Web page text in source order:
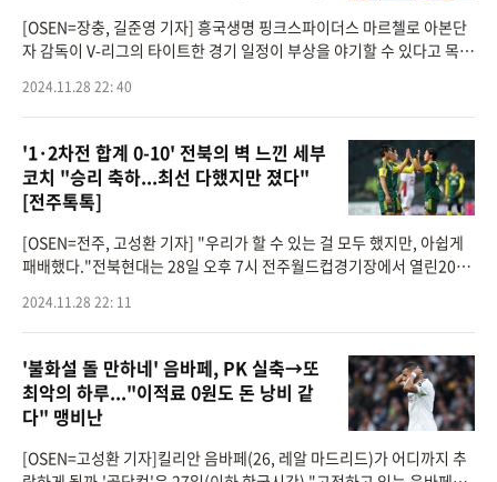
[OSEN=장충, 길준영 기자] 흥국생명 핑크스파이더스 마르첼로 아본단
자 감독이 V-리그의 타이트한 경기 일정이 부상을 야기할 수 있다고 목소
2025 V-리그&rsqu
2024.11.28 22: 40
'1·2차전 합계 0-10' 전북의 벽 느낀 세부
코치 "승리 축하...최선 다했지만 졌다"
[전주톡톡]
[OSEN=전주, 고성환 기자] "우리가 할 수 있는 걸 모두 했지만, 아쉽게
패배했다."전북현대는 28일 오후 7시 전주월드컵경기장에서 열린2024
리그 5차전에서 다이내믹
2024.11.28 22: 11
'불화설 돌 만하네' 음바페, PK 실축→또
최악의 하루..."이적료 0원도 돈 낭비 같
다" 맹비난
[OSEN=고성환 기자]킬리안 음바페(26, 레알 마드리드)가 어디까지 추